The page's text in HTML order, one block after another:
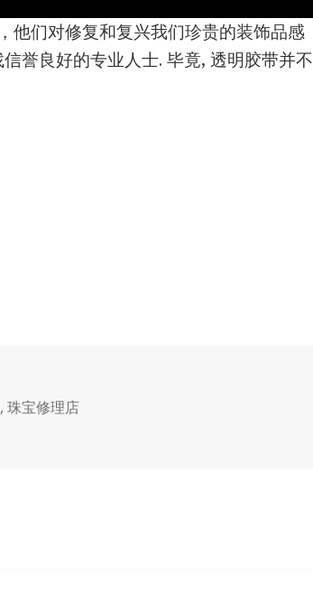
他们对修复和复兴我们珍贵的装饰品感
誉良好的专业人士. 毕竟, 透明胶带并不
, 珠宝修理店